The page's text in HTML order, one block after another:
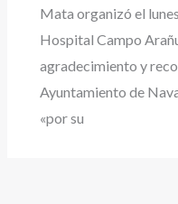
Mata organizó el
Hospital Campo
agradecimiento y
Ayuntamiento de
«por su